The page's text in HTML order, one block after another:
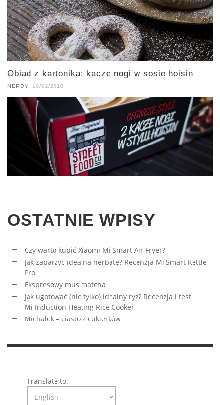
Obiad z kartonika: kacze nogi w sosie hoisin
NERDY 10/02/2016
OSTATNIE WPISY
Czy warto kupić Xiaomi Mi Smart Air Fryer?
Jak zaparzyć idealną herbatę? Recenzja Mi Smart Kettle
Pro
Ekspresowy mus matcha
Jak ugotować (nie tylko) idealny ryż? Recenzja i test
Mi Induction Heating Rice Cooker
Michałek – ciasto z cukierków
Translate to: